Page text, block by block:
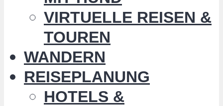
VIRTUELLE REISEN &
TOUREN
WANDERN
REISEPLANUNG
HOTELS &